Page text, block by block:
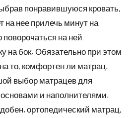
понравившуюся кровать,
на нее прилечь минут на
на ней
на бок. Обязательно при этом
то, комфортен ли матрац.
выбор матрацев для
и наполнителями.
ортопедический матрац,